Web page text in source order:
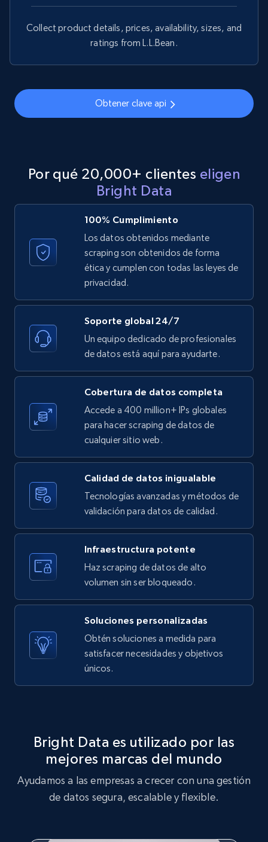
Collect product details, prices, availability, sizes, and
ratings from L.L.Bean.
Obtener clave api
Por qué 20,000+ clientes eligen
Bright Data
100% Cumplimiento
Los datos obtenidos mediante
scraping son obtenidos de forma
ética y cumplen con todas las leyes de
privacidad.
Soporte global 24/7
Un equipo dedicado de profesionales
de datos está aquí para ayudarte.
Cobertura de datos completa
Accede a 400 million+ IPs globales
para hacer scraping de datos de
cualquier sitio web.
Calidad de datos inigualable
Tecnologías avanzadas y métodos de
validación para datos de calidad.
Infraestructura potente
Haz scraping de datos de alto
volumen sin ser bloqueado.
Soluciones personalizadas
Obtén soluciones a medida para
satisfacer necesidades y objetivos
únicos.
Bright Data es utilizado por las
mejores marcas del mundo
Ayudamos a las empresas a crecer con una gestión
de datos segura, escalable y flexible.